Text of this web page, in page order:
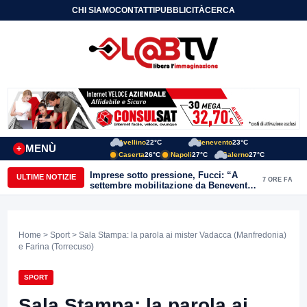
CHI SIAMOCONTATTIPUBBLICITÀCERCA
MENÙ
+
Avellino22°C Benevento23°C
Caserta26°C Napoli27°C Salerno27°C
ULTIME NOTIZIE
Imprese sotto pressione, Fucci: “A
settembre mobilitazione da Benevento
e Avellino”
7 ORE FA
Home > Sport > Sala Stampa: la parola ai mister Vadacca (Manfredonia)
e Farina (Torrecuso)
SPORT